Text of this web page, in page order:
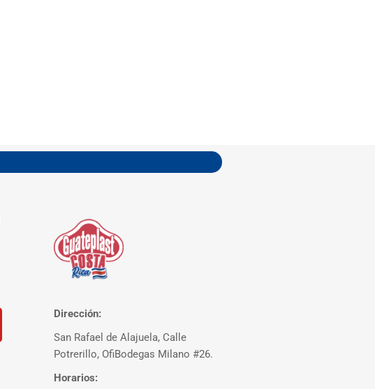
Dirección:
San Rafael de Alajuela, Calle
Potrerillo, OfiBodegas Milano #26.
Horarios: